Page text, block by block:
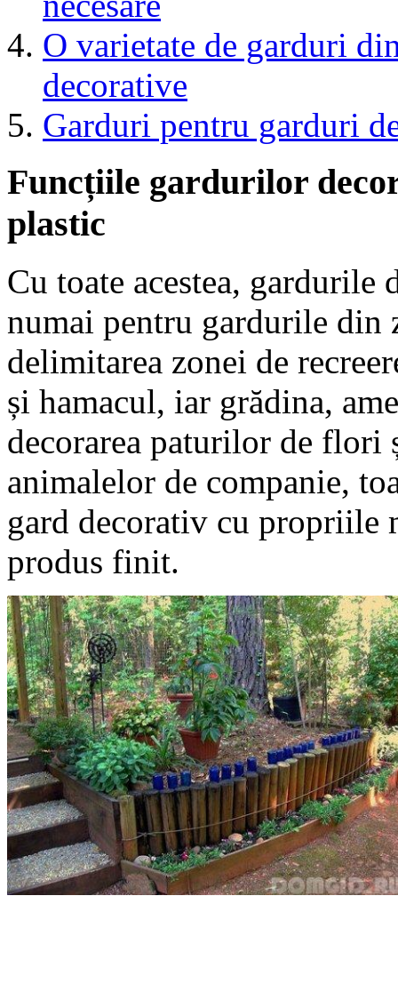
O varietate de garduri
decorative
Garduri pentru garduri
Funcțiile gardurilor
plastic
Cu toate acestea, gardurile
numai pentru gardurile din
delimitarea zonei de
și hamacul, iar grădina,
decorarea paturilor de flori
animalelor de companie,
gard decorativ cu propriile
produs finit.